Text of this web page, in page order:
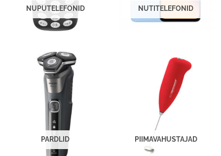
NUPUTELEFONID NUTITELEFONID
PARDLID PIIMAVAHUSTAJAD